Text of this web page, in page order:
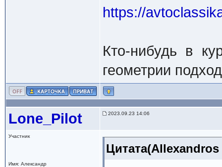
https://
Кто-нибудь в
геометрии
Lone_Pilot 2023.09.23 14:06
Участник
Имя: Александр
Цитата(Allexandros